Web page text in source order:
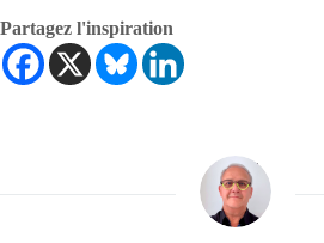
Partagez l'inspiration